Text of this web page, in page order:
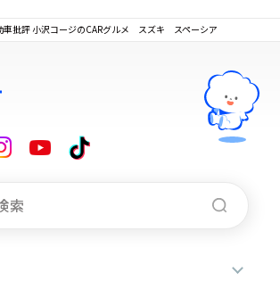
車批評 小沢コージのCARグルメ スズキ スペーシア